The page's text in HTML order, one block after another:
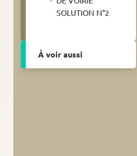
SOLUTION N°2
À voir aussi